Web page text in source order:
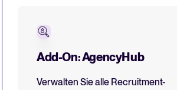
Add-On: AgencyHub
Verwalten Sie alle Recruitment-